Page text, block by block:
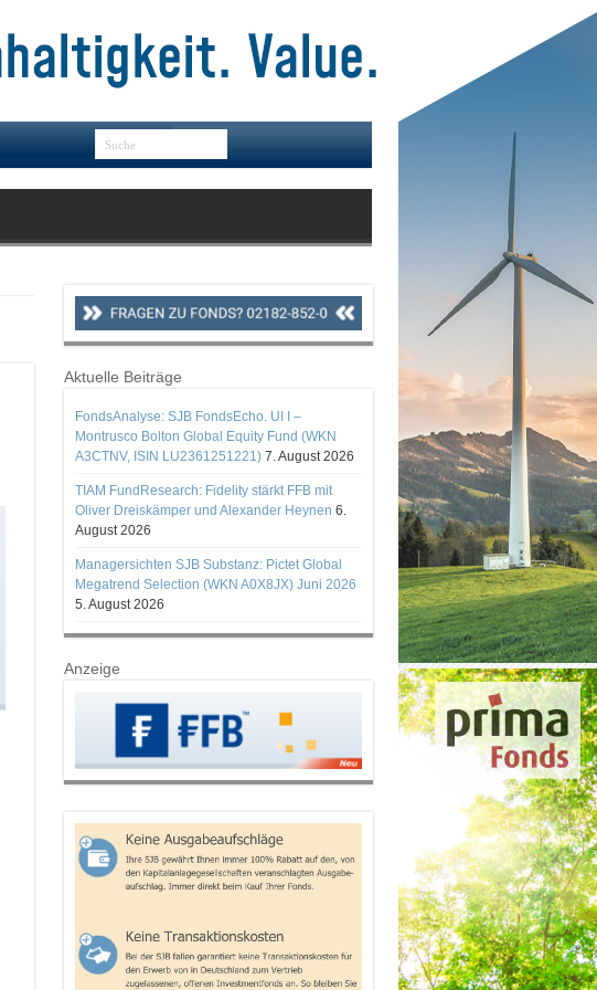
Aktuelle Beiträge
FondsAnalyse: SJB FondsEcho. UI I –
Montrusco Bolton Global Equity Fund (WKN
A3CTNV, ISIN LU2361251221) 7. August 2026
TIAM FundResearch: Fidelity stärkt FFB mit
Oliver Dreiskämper und Alexander Heynen 6.
August 2026
Managersichten SJB Substanz: Pictet Global
Megatrend Selection (WKN A0X8JX) Juni 2026
5. August 2026
Anzeige